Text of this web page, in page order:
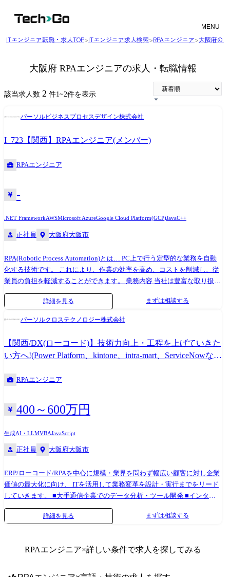
MENU
ITエンジニア転職・求人TOP>ITエンジニア求人検索>RPAエンジニア>大阪府の
大阪府 RPAエンジニアの求人・転職情報
該当求人数 2 件1~2件を表示
パーソルビジネスプロセスデザイン株式会社
I_723【関西】RPAエンジニア(メンバー)
RPAエンジニア
-
.NET FrameworkAWSMicrosoft AzureGoogle Cloud Platform(GCP)JavaC++
正社員 大阪府大阪市
RPA(Robotic Process Automation)とは… PC上で行う定型的な業務を自動
化する技術です。 これにより、作業の効率を高め、コストを削減し、従
業員の負担を軽減することができます。 業務内容 当社は豊富な取り扱い
ツールと多彩なサービスを通じて、お客様の目指す状態の実現に向け、
包括的なご支援を提供しております。 その1つが「業務自動化支援サー
体となって開発を行うサービスやお客様の開発のサポートなど、お客様
のニーズに合わせた支援を実施しています。 今回ご入社いただく方に
は、まず「業務自動化支援サービス」に携わり、RPAの開発に従事いた
スが容易なロボットをお客様向けに実装します。 (2)開発に向けた業務詳
プロセスを尊重しながら、仕様決定やドキュメント作成を行います。
(3)RPAに関する軽微な改修 ∟導入時だけでなく、使い続けていただくた
までトータルで対応します。 ヒアリングだけ、開発だけではなく、一貫
して携わっていただくことが可能です。 ●取り扱いツール 当社は
WinActor Manager on CloudやUiPath Orchestratorといった集中管理ツール
も組み合わせてご支援するほか、Excel VBA、Power Platform、kintone、
AI-OCRなどの他製品も活用しています。 ●案件紹介 1案件あたりの期間
は、20日前後のものから年単位のものまで様々です。 案件は原則チーム
制で担当し、チームで協力しながら仕事を進めています。 ①大手ハウス
規模:15名 ②大手生命保険会社様 全社RPA利活用推進のサポート 業務内
担当。 ツール:WinActor、UiPath 規模:14名 ●担当職種の変更の範囲: 会社
詳細を見る まずは相談する
パーソルクロステクノロジー株式会社
【関西/DX(ローコード)】技術力向上・工程を上げていきた
い方へ!(Power Platform、kintone、intra-mart、ServiceNowな
RPAエンジニア
400～600万円
生成AI・LLMVBAJavaScript
正社員 大阪府大阪市
ERP/ローコード/RPAを中心に規模・業界を問わず幅広い顧客に対し企業
価値の最大化に向け、 ITを活用して業務変革を設計・実行までをリード
していきます。 ■大手通信企業でのデータ分析・ツール開発 ■インター
ネットサービス事業会社のデータ分析 ■ITソリューション企業のデータ
プラットフォーム推進・構築 ■CRM企業の業務自動化支援 など 2018年
エンジニア”を輩出してきた強い育成力が武器となります。 顧客の要望
内にて今まで対応してきた事例をノウハウとして共有、未経験領域に関
詳細を見る まずは相談する
RPAエンジニア×詳しい条件で求人を探してみる